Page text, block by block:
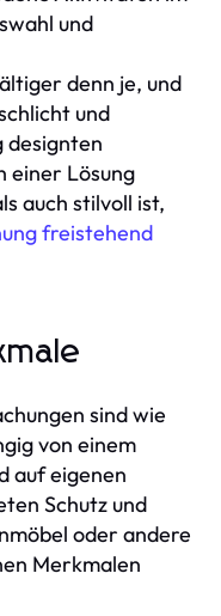
und
denn je, und
und
designten
einer Lösung
auch stilvoll ist,
freistehend
sind wie
von einem
auf eigenen
Schutz und
oder andere
Merkmalen